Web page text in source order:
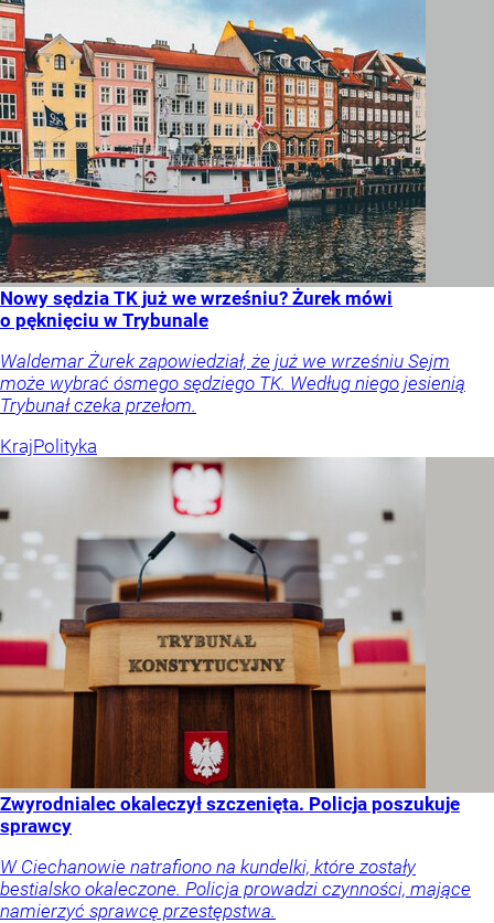
Nowy sędzia TK już we wrześniu? Żurek mówi
o pęknięciu w Trybunale
Waldemar Żurek zapowiedział, że już we wrześniu Sejm
może wybrać ósmego sędziego TK. Według niego jesienią
Trybunał czeka przełom.
KrajPolityka
Zwyrodnialec okaleczył szczenięta. Policja poszukuje
sprawcy
W Ciechanowie natrafiono na kundelki, które zostały
bestialsko okaleczone. Policja prowadzi czynności, mające
namierzyć sprawcę przestępstwa.